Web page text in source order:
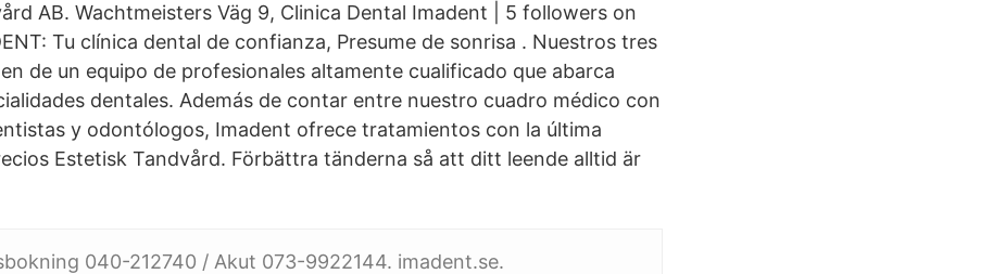
AB. Wachtmeisters Väg 9, Clinica Dental Imadent | 5 followers on
Tu clínica dental de confianza, Presume de sonrisa . Nuestros tres
de un equipo de profesionales altamente cualificado que abarca
dentales. Además de contar entre nuestro cuadro médico con
y odontólogos, Imadent ofrece tratamientos con la última
Estetisk Tandvård. Förbättra tänderna så att ditt leende alltid är
040-212740 / Akut 073-9922144. imadent.se.